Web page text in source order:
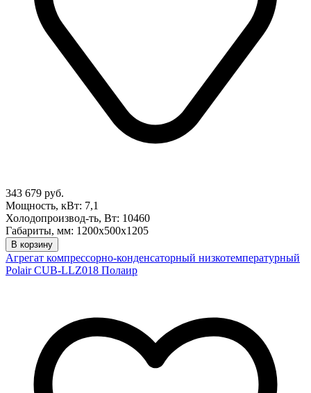
343 679 руб.
Мощность, кВт: 7,1
Холодопроизвод-ть, Вт: 10460
Габариты, мм: 1200х500х1205
В корзину
Агрегат компрессорно-конденсаторный низкотемпературный
Polair CUB-LLZ018 Полаир